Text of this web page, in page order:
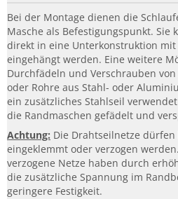
Bei der Montage dienen die
Masche als Befestigungspunkt. Sie
direkt in eine Unterkonstruktion mit
eingehängt werden. Eine weitere
Durchfädeln und Verschrauben
oder Rohre aus Stahl- oder
ein zusätzliches Stahlseil
die Randmaschen gefädelt und
Achtung: Die Drahtseilnetze
eingeklemmt oder verzogen
verzogene Netze haben durch
die zusätzliche Spannung im
geringere Festigkeit.